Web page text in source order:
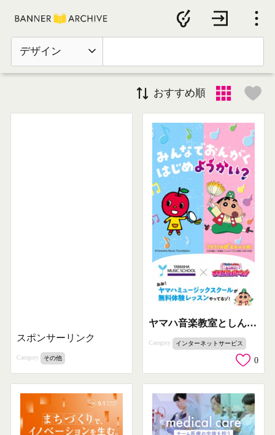
デザイン
おすすめ順
スポンサーリンク
Category その他
ヤマハ音楽教室としんちゃんの無料体験
Category インターネットサービス
0